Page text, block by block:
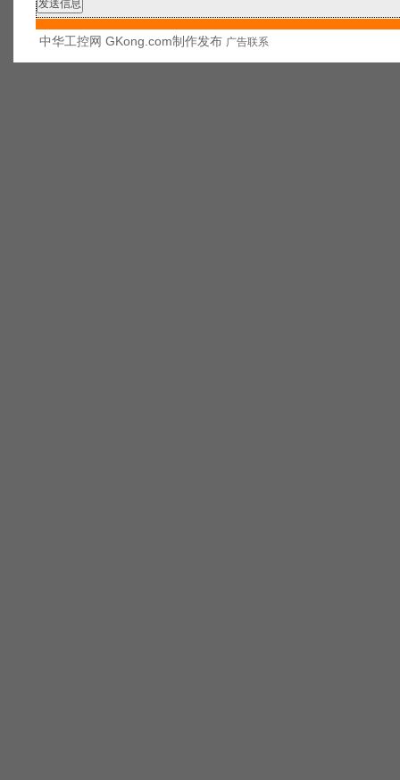
中华工控网 GKong.com制作发布 广告联系